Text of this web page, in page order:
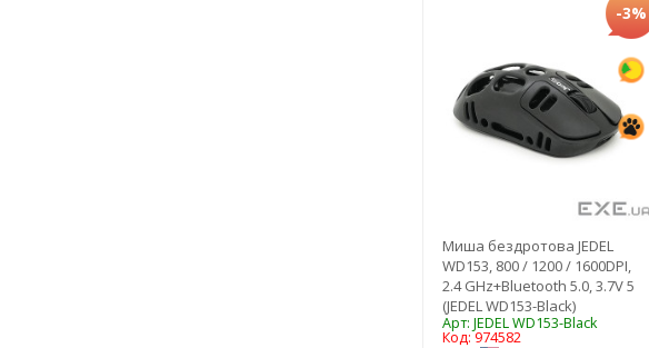
-3%
Миша бездротова JEDEL
WD153, 800 / 1200 / 1600DPI,
2.4 GHz+Bluetooth 5.0, 3.7V 5
(JEDEL WD153-Black)
Арт: JEDEL WD153-Black
Код: 974582